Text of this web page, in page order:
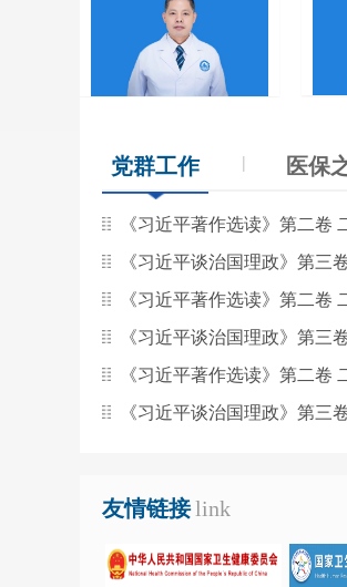
党群工作 | 医保
《习近平著作选读》第二卷
《习近平谈治国理政》第三
《习近平著作选读》第二卷
《习近平谈治国理政》第三
《习近平著作选读》第二卷
《习近平谈治国理政》第三
友情链接link